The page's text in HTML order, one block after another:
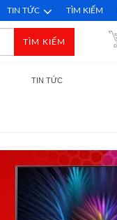
TIN TỨC TÌM KIẾM
TÌM KIẾM
TIN TỨC